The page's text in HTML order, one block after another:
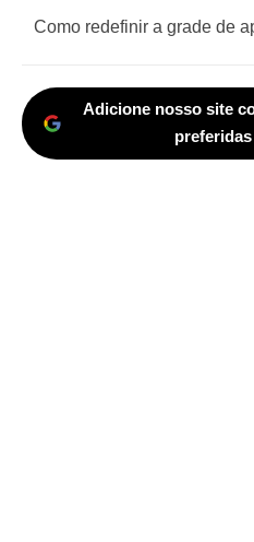
Next
Como redefinir a grade de
Adicione nosso site